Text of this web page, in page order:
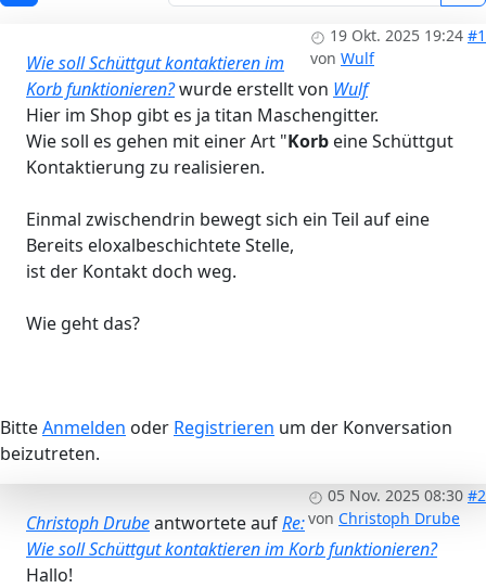
19 Okt. 2025 19:24 #1
von Wulf
Wie soll Schüttgut kontaktieren im
Korb funktionieren?wurde erstellt von Wulf
Hier im Shop gibt es ja titan Maschengitter.
Wie soll es gehen mit einer Art "Korb eine Schüttgut
Kontaktierung zu realisieren.
Einmal zwischendrin bewegt sich ein Teil auf eine
Bereits eloxalbeschichtete Stelle,
ist der Kontakt doch weg.
Wie geht das?
BitteAnmelden oder Registrieren um der Konversation
beizutreten.
05 Nov. 2025 08:30 #2
von Christoph Drube
Christoph Drubeantwortete aufRe:
Wie soll Schüttgut kontaktieren im Korb funktionieren?
Hallo!